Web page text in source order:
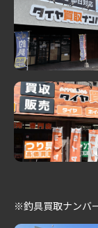
※釣具買取ナンバ